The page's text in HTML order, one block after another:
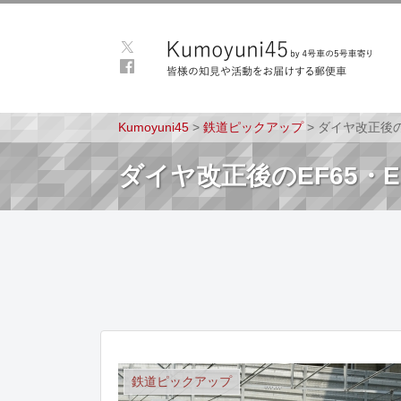
Kumoyuni45 > 鉄道ピックアップ> ダイヤ改正後
ダイヤ改正後のEF65・
鉄道ピックアップ